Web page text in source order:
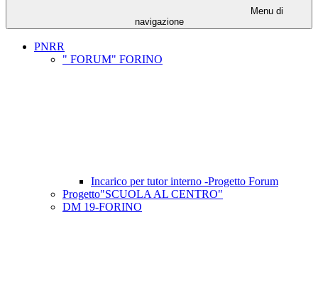
Menu di
navigazione
PNRR
" FORUM" FORINO
Incarico per tutor interno -Progetto Forum
Progetto"SCUOLA AL CENTRO"
DM 19-FORINO